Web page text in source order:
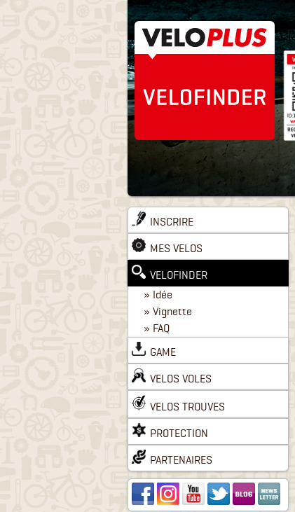
INSCRIRE
MES VELOS
VELOFINDER
» Idée
» Vignette
» FAQ
GAME
VELOS VOLES
VELOS TROUVES
PROTECTION
PARTENAIRES